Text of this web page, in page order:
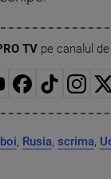
TVpe canalul
, Rusia, scrima,